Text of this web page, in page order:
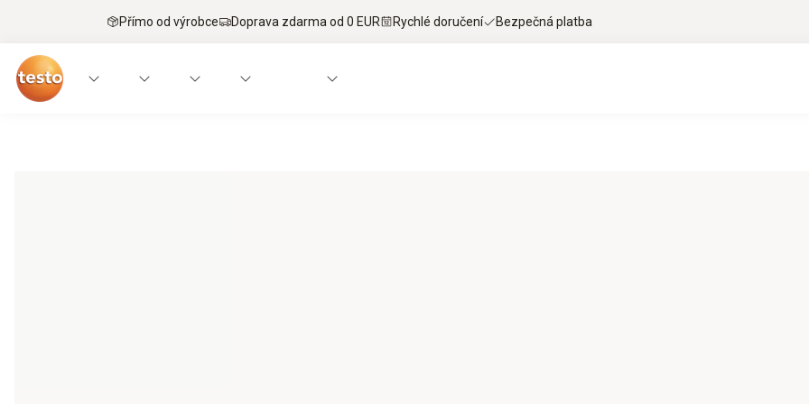
Přímo od výrobce Doprava zdarma od 0 EUR Rychlé doručení Bezpečná platba